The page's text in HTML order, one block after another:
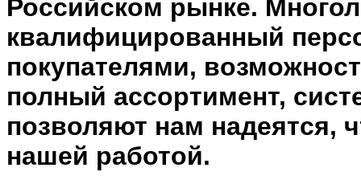
Российском рынке.
квалифицированный
покупателями,
полный ассортимент,
позволяют нам надеятся,
нашей работой.